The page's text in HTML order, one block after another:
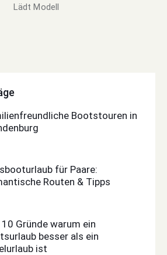
Lädt Modell
Bootstouren in
für Paare:
Routen & Tipps
10 Gründe warum ein
besser als ein
ist